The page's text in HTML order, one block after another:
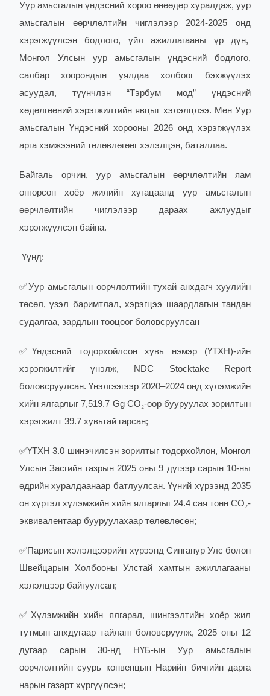
Уур амьсгалын үндэсний хороо өнөөдөр хуралдаж, уур
амьсгалын өөрчлөлтийн чиглэлээр 2024-2025 онд
хэрэгжүүлсэн бодлого, үйл ажиллагааны үр дүн,
Монгол Улсын уур амьсгалын үндэсний бодлого,
салбар хоорондын уялдаа холбоог бэхжүүлэх
асуудал, түүнчлэн “Тэрбум мод” үндэсний
хөдөлгөөний хэрэгжилтийн явцыг хэлэлцлээ. Мөн Уур
амьсгалын Үндэсний хорооны 2026 онд хэрэгжүүлэх
арга хэмжээний төлөвлөгөөг хэлэлцэн, баталлаа.
Байгаль орчин, уур амьсгалын өөрчлөлтийн яам
өнгөрсөн хоёр жилийн хугацаанд уур амьсгалын
өөрчлөлтийн чиглэлээр дараах ажлуудыг
хэрэгжүүлсэн байна.
Үүнд:
✅Уур амьсгалын өөрчлөлтийн тухай анхдагч хуулийн
төсөл, үзэл баримтлал, хэрэгцээ шаардлагын тандан
судалгаа, зардлын тооцоог боловсруулсан
✅Үндэсний тодорхойлсон хувь нэмэр (ҮТХН)-ийн
хэрэгжилтийг үнэлж, NDC Stocktake Report
боловсруулсан. Үнэлгээгээр 2020–2024 онд хүлэмжийн
хийн ялгарлыг 7,519.7 Gg CO₂-оор бууруулах зорилтын
хэрэгжилт 39.7 хувьтай гарсан;
✅ҮТХН 3.0 шинэчилсэн зорилтыг тодорхойлон, Монгол
Улсын Засгийн газрын 2025 оны 9 дүгээр сарын 10-ны
өдрийн хуралдаанаар батлуулсан. Үүний хүрээнд 2035
он хүртэл хүлэмжийн хийн ялгарлыг 24.4 сая тонн CO₂-
эквивалентаар бууруулахаар төлөвлөсөн;
✅Парисын хэлэлцээрийн хүрээнд Сингапур Улс болон
Швейцарын Холбооны Улстай хамтын ажиллагааны
хэлэлцээр байгуулсан;
✅ Хүлэмжийн хийн ялгарал, шингээлтийн хоёр жил
тутмын анхдугаар тайланг боловсруулж, 2025 оны 12
дугаар сарын 30-нд НҮБ-ын Уур амьсгалын
өөрчлөлтийн суурь конвенцын Нарийн бичгийн дарга
нарын газарт хүргүүлсэн;